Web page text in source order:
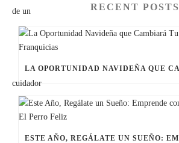
RECENT POSTS